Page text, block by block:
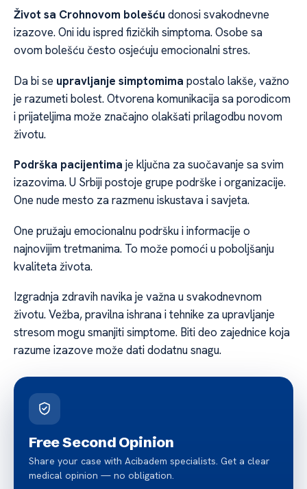
Život sa Crohnovom bolešću donosi svakodnevne
izazove. Oni idu ispred fizičkih simptoma. Osobe sa
ovom bolešću često osjećuju emocionalni stres.
Da bi se upravljanje simptomima postalo lakše, važno
je razumeti bolest. Otvorena komunikacija sa porodicom
i prijateljima može značajno olakšati prilagodbu novom
životu.
Podrška pacijentima je ključna za suočavanje sa svim
izazovima. U Srbiji postoje grupe podrške i organizacije.
One nude mesto za razmenu iskustava i savjeta.
One pružaju emocionalnu podršku i informacije o
najnovijim tretmanima. To može pomoći u poboljšanju
kvaliteta života.
Izgradnja zdravih navika je važna u svakodnevnom
životu. Vežba, pravilna ishrana i tehnike za upravljanje
stresom mogu smanjiti simptome. Biti deo zajednice koja
razume izazove može dati dodatnu snagu.
Free Second Opinion
Share your case with Acibadem specialists. Get a clear
medical opinion — no obligation.